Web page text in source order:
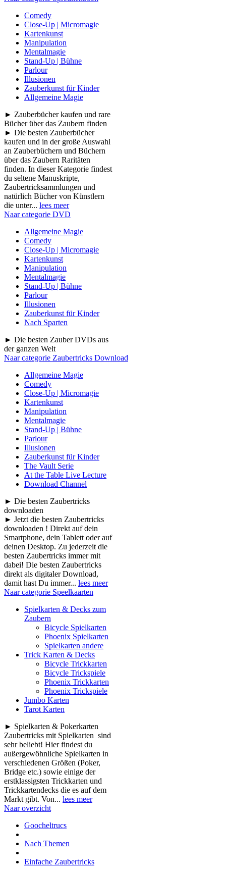
Comedy
Close-Up | Micromagie
Kartenkunst
Manipulation
Mentalmagie
Stand-Up | Bühne
Parlour
Illusionen
Zauberkunst für Kinder
Allgemeine Magie
► Zauberbücher kaufen und rare
Bücher über das Zaubern finden
► Die besten Zauberbücher
kaufen und in der große Auswahl
an Zauberbüchern und Büchern
über das Zaubern Raritäten
finden. In dieser Kategorie findest
du seltene Manuskripte,
Zaubertricksammlungen und
natürlich Bücher von Künstlern
die unter... lees meer
Naar categorie DVD
Allgemeine Magie
Comedy
Close-Up | Micromagie
Kartenkunst
Manipulation
Mentalmagie
Stand-Up | Bühne
Parlour
Illusionen
Zauberkunst für Kinder
Nach Sparten
► Die besten Zauber DVDs aus
der ganzen Welt
Naar categorie Zaubertricks Download
Allgemeine Magie
Comedy
Close-Up | Micromagie
Kartenkunst
Manipulation
Mentalmagie
Stand-Up | Bühne
Parlour
Illusionen
Zauberkunst für Kinder
The Vault Serie
At the Table Live Lecture
Download Channel
► Die besten Zaubertricks
downloaden
► Jetzt die besten Zaubertricks
downloaden ! Direkt auf dein
Smartphone, dein Tablett oder auf
deinen Desktop. Zu jederzeit die
besten Zaubertricks immer mit
dabei! Die besten Zaubertricks
direkt als digitaler Download,
damit hast Du immer... lees meer
Naar categorie Speelkaarten
Spielkarten & Decks zum
Zaubern
Bicycle Spielkarten
Phoenix Spielkarten
Spielkarten andere
Trick Karten & Decks
Bicycle Trickkarten
Bicycle Trickspiele
Phoenix Trickkarten
Phoenix Trickspiele
Jumbo Karten
Tarot Karten
► Spielkarten & Pokerkarten
Zaubertricks mit Spielkarten sind
sehr beliebt! Hier findest du
außergewöhnliche Spielkarten in
verschiedenen Größen (Poker,
Bridge etc.) sowie einige der
erstklassigsten Trickkarten und
Trickkartendecks die es auf dem
Markt gibt. Von... lees meer
Naar overzicht
Goocheltrucs
Nach Themen
Einfache Zaubertricks